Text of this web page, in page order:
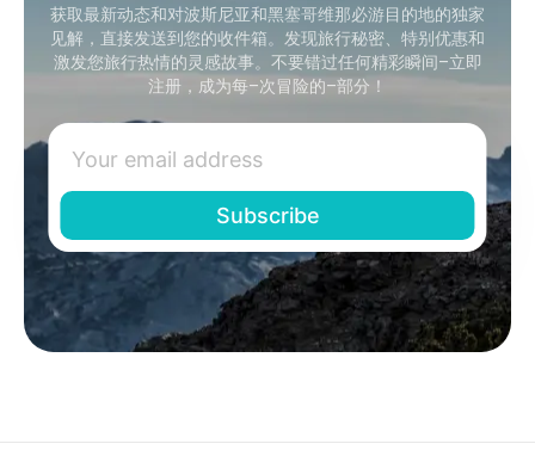
获取最新动态和对波斯尼亚和黑塞哥维那必游目的地的独家
见解，直接发送到您的收件箱。发现旅行秘密、特别优惠和
激发您旅行热情的灵感故事。不要错过任何精彩瞬间–立即
注册，成为每–次冒险的–部分！